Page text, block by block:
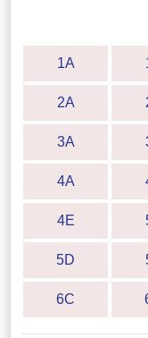
1A
2A
3A
4A
4E
5D
6C